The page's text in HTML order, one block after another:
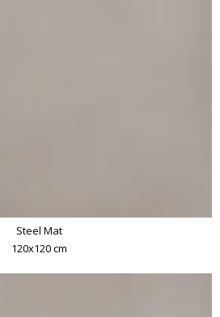
Steel Mat
120x120 cm